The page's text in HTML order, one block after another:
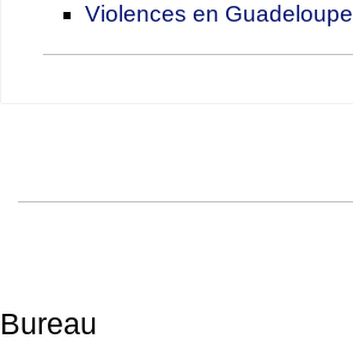
Violences en Guadeloupe
Bureau